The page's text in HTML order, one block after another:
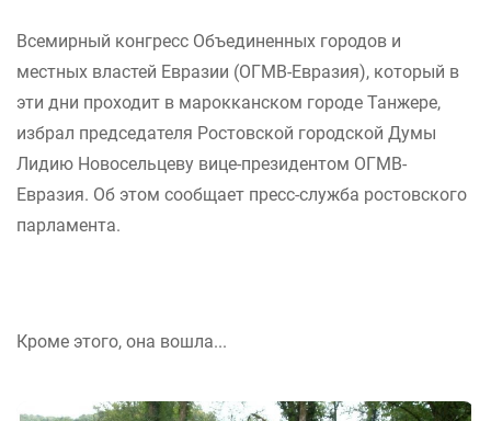
Всемирный конгресс Объединенных городов и
местных властей Евразии (ОГМВ-Евразия), который в
эти дни проходит в марокканском городе Танжере,
избрал председателя Ростовской городской Думы
Лидию Новосельцеву вице-президентом ОГМВ-
Евразия. Об этом сообщает пресс-служба ростовского
парламента.
Кроме этого, она вошла...